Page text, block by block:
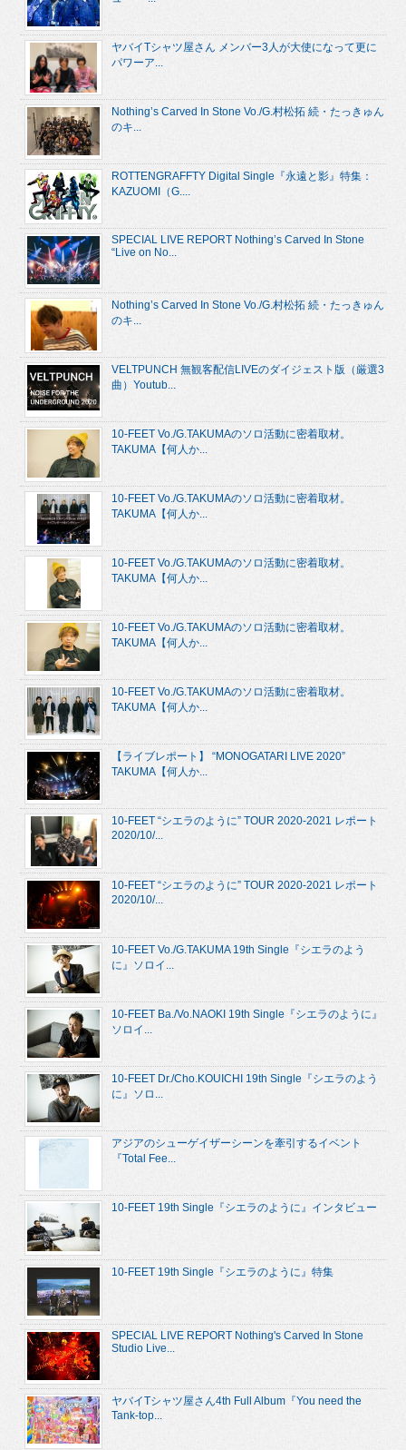
ヤバイTシャツ屋さん メンバー3人が大使になって更に
パワーア...
Nothing’s Carved In Stone Vo./G.村松拓 続・たっきゅん
のキ...
ROTTENGRAFFTY Digital Single『永遠と影』特集：
KAZUOMI（G....
SPECIAL LIVE REPORT Nothing’s Carved In Stone
“Live on No...
Nothing’s Carved In Stone Vo./G.村松拓 続・たっきゅん
のキ...
VELTPUNCH 無観客配信LIVEのダイジェスト版（厳選3
曲）Youtub...
10-FEET Vo./G.TAKUMAのソロ活動に密着取材。
TAKUMA【何人か...
10-FEET Vo./G.TAKUMAのソロ活動に密着取材。
TAKUMA【何人か...
10-FEET Vo./G.TAKUMAのソロ活動に密着取材。
TAKUMA【何人か...
10-FEET Vo./G.TAKUMAのソロ活動に密着取材。
TAKUMA【何人か...
10-FEET Vo./G.TAKUMAのソロ活動に密着取材。
TAKUMA【何人か...
【ライブレポート】 “MONOGATARI LIVE 2020”
TAKUMA【何人か...
10-FEET “シエラのように” TOUR 2020-2021 レポート
2020/10/...
10-FEET “シエラのように” TOUR 2020-2021 レポート
2020/10/...
10-FEET Vo./G.TAKUMA 19th Single『シエラのよう
に』ソロイ...
10-FEET Ba./Vo.NAOKI 19th Single『シエラのように』
ソロイ...
10-FEET Dr./Cho.KOUICHI 19th Single『シエラのよう
に』ソロ...
アジアのシューゲイザーシーンを牽引するイベント
『Total Fee...
10-FEET 19th Single『シエラのように』インタビュー
10-FEET 19th Single『シエラのように』特集
SPECIAL LIVE REPORT Nothing's Carved In Stone
Studio Live...
ヤバイTシャツ屋さん4th Full Album『You need the
Tank-top...